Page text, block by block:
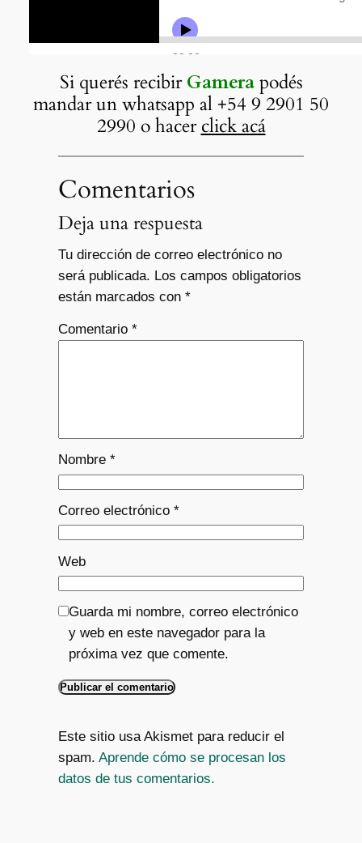
Si querés recibirGamerapodés
mandar un whatsapp al +54 9 2901 50
2990 o hacerclick acá
Comentarios
Deja una respuesta
Tu dirección de correo electrónico no
será publicada. Los campos obligatorios
están marcados con *
Comentario *
Nombre *
Correo electrónico *
Web
Guarda mi nombre, correo electrónico
y web en este navegador para la
próxima vez que comente.
Este sitio usa Akismet para reducir el
spam. Aprende cómo se procesan los
datos de tus comentarios.